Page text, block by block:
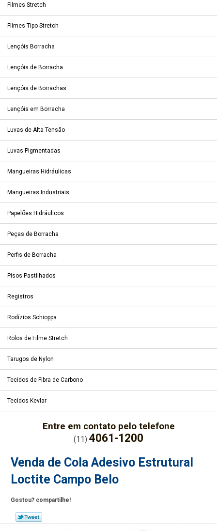
Filmes Stretch
Filmes Tipo Stretch
Lençóis Borracha
Lençóis de Borracha
Lençóis de Borrachas
Lençóis em Borracha
Luvas de Alta Tensão
Luvas Pigmentadas
Mangueiras Hidráulicas
Mangueiras Industriais
Papelões Hidráulicos
Peças de Borracha
Perfis de Borracha
Pisos Pastilhados
Registros
Rodízios Schioppa
Rolos de Filme Stretch
Tarugos de Nylon
Tecidos de Fibra de Carbono
Tecidos Kevlar
Entre em contato pelo telefone
(11) 4061-1200
Venda de Cola Adesivo Estrutural
Loctite Campo Belo
Gostou? compartilhe!